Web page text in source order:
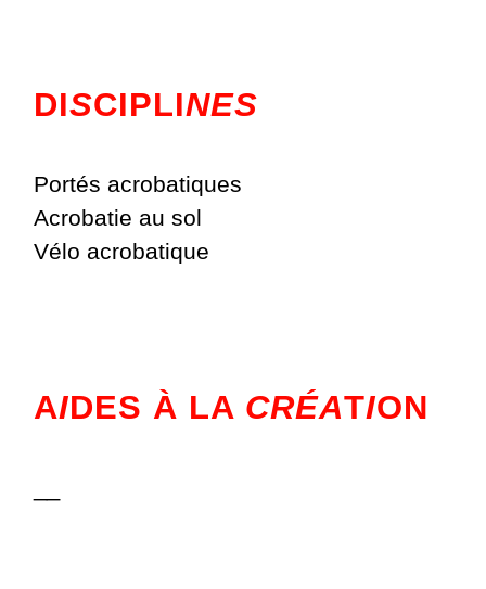
DISCIPLINES
Portés acrobatiques
Acrobatie au sol
Vélo acrobatique
AIDES À LA CRÉATION